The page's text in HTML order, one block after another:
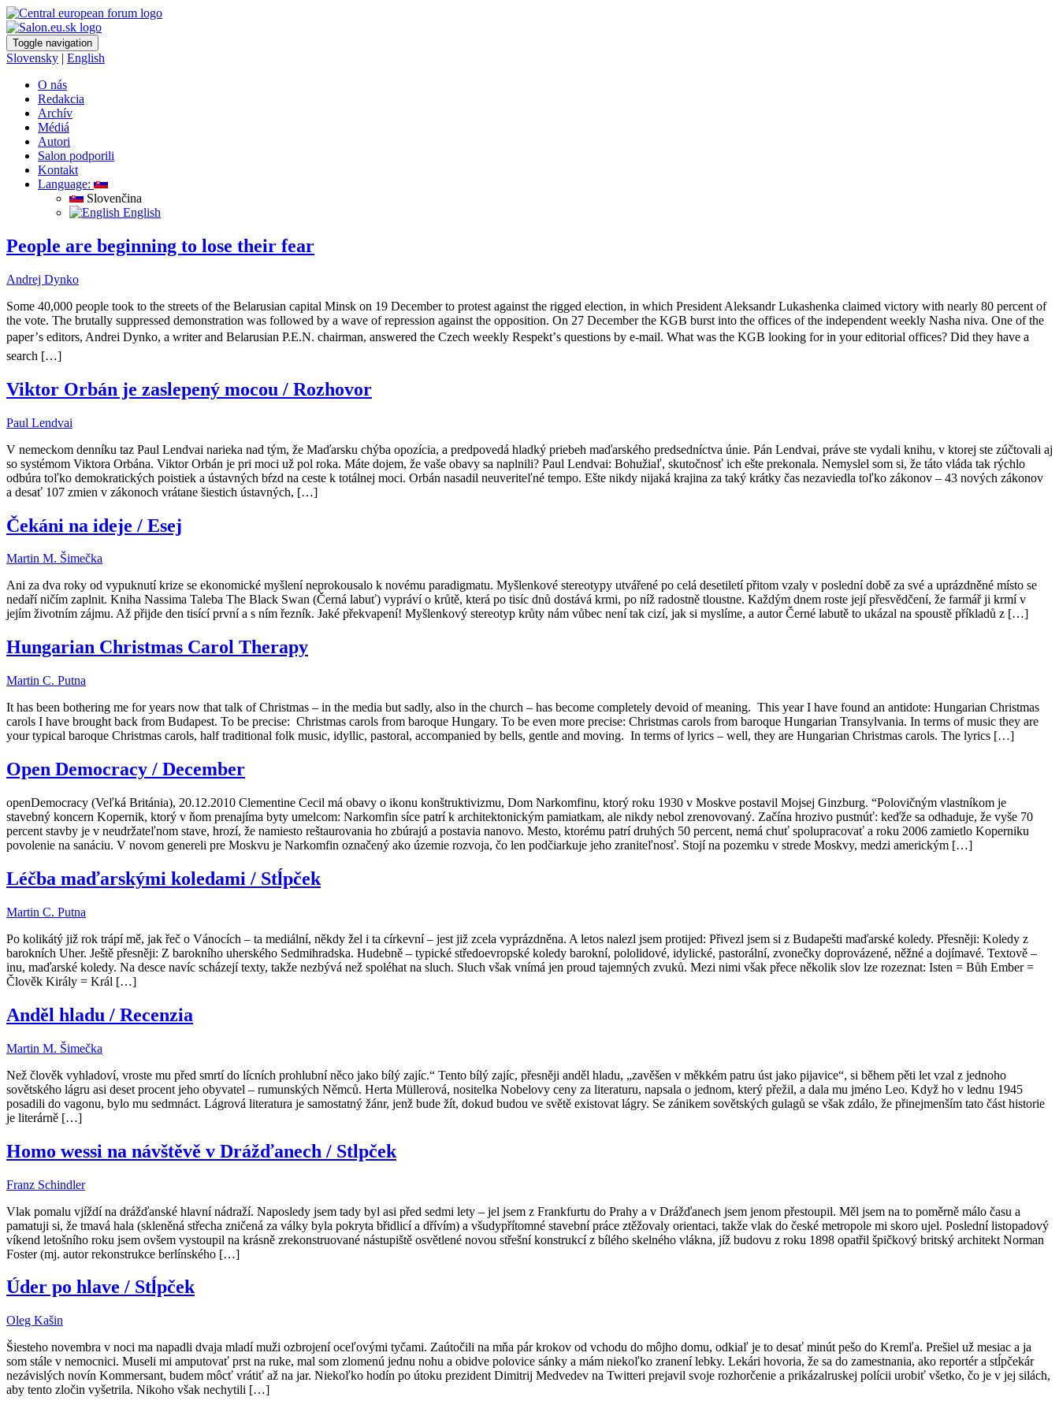
Toggle navigation
Slovensky | English
O nás
Redakcia
Archív
Médiá
Autori
Salon podporili
Kontakt
Language:
Slovenčina
English
People are beginning to lose their fear
Andrej Dynko
Some 40,000 people took to the streets of the Belarusian capital Minsk on 19 December to protest against the rigged election, in which President Aleksandr Lukashenka claimed victory with nearly 80 percent of
the vote. The brutally suppressed demonstration was followed by a wave of repression against the opposition. On 27 December the KGB burst into the offices of the independent weekly Nasha niva. One of the
paper’s editors, Andrei Dynko, a writer and Belarusian P.E.N. chairman, answered the Czech weekly Respekt’s questions by e-mail. What was the KGB looking for in your editorial offices? Did they have a
search […]
Viktor Orbán je zaslepený mocou / Rozhovor
Paul Lendvai
V nemeckom denníku taz Paul Lendvai narieka nad tým, že Maďarsku chýba opozícia, a predpovedá hladký priebeh maďarského predsedníctva únie. Pán Lendvai, práve ste vydali knihu, v ktorej ste zúčtovali aj
so systémom Viktora Orbána. Viktor Orbán je pri moci už pol roka. Máte dojem, že vaše obavy sa naplnili? Paul Lendvai: Bohužiaľ, skutočnosť ich ešte prekonala. Nemyslel som si, že táto vláda tak rýchlo
odbúra toľko demokratických poistiek a ústavných bŕzd na ceste k totálnej moci. Orbán nasadil neuveriteľné tempo. Ešte nikdy nijaká krajina za taký krátky čas nezaviedla toľko zákonov – 43 nových zákonov
a desať 107 zmien v zákonoch vrátane šiestich ústavných, […]
Čekáni na ideje / Esej
Martin M. Šimečka
Ani za dva roky od vypuknutí krize se ekonomické myšlení neprokousalo k novému paradigmatu. Myšlenkové stereotypy utvářené po celá desetiletí přitom vzaly v poslední době za své a uprázdněné místo se
nedaří ničím zaplnit. Kniha Nassima Taleba The Black Swan (Černá labuť) vypráví o krůtě, která po tisíc dnů dostává krmi, po níž radostně tloustne. Každým dnem roste její přesvědčení, že farmář ji krmí v
jejím životním zájmu. Až přijde den tisící první a s ním řezník. Jaké překvapení! Myšlenkový stereotyp krůty nám vůbec není tak cizí, jak si myslíme, a autor Černé labutě to ukázal na spoustě příkladů z […]
Hungarian Christmas Carol Therapy
Martin C. Putna
It has been bothering me for years now that talk of Christmas – in the media but sadly, also in the church – has become completely devoid of meaning. This year I have found an antidote: Hungarian Christmas
carols I have brought back from Budapest. To be precise: Christmas carols from baroque Hungary. To be even more precise: Christmas carols from baroque Hungarian Transylvania. In terms of music they are
your typical baroque Christmas carols, half traditional folk music, idyllic, pastoral, accompanied by bells, gentle and moving. In terms of lyrics – well, they are Hungarian Christmas carols. The lyrics […]
Open Democracy / December
openDemocracy (Veľká Británia), 20.12.2010 Clementine Cecil má obavy o ikonu konštruktivizmu, Dom Narkomfinu, ktorý roku 1930 v Moskve postavil Mojsej Ginzburg. “Polovičným vlastníkom je
stavebný koncern Kopernik, ktorý v ňom prenajíma byty umelcom: Narkomfin síce patrí k architektonickým pamiatkam, ale nikdy nebol zrenovovaný. Začína hrozivo pustnúť: keďže sa odhaduje, že vyše 70
percent stavby je v neudržateľnom stave, hrozí, že namiesto reštaurovania ho zbúrajú a postavia nanovo. Mesto, ktorému patrí druhých 50 percent, nemá chuť spolupracovať a roku 2006 zamietlo Koperniku
povolenie na sanáciu. V novom genereli pre Moskvu je Narkomfin označený ako územie rozvoja, čo len podčiarkuje jeho zraniteľnosť. Stojí na pozemku v strede Moskvy, medzi americkým […]
Léčba maďarskými koledami / Stĺpček
Martin C. Putna
Po kolikátý již rok trápí mě, jak řeč o Vánocích – ta mediální, někdy žel i ta církevní – jest již zcela vyprázdněna. A letos nalezl jsem protijed: Přivezl jsem si z Budapešti maďarské koledy. Přesněji: Koledy z
barokních Uher. Ještě přesněji: Z barokního uherského Sedmihradska. Hudebně – typické středoevropské koledy barokní, pololidové, idylické, pastorální, zvonečky doprovázené, něžné a dojímavé. Textově –
inu, maďarské koledy. Na desce navíc scházejí texty, takže nezbývá než spoléhat na sluch. Sluch však vnímá jen proud tajemných zvuků. Mezi nimi však přece několik slov lze rozeznat: Isten = Bůh Ember =
Člověk Király = Král […]
Anděl hladu / Recenzia
Martin M. Šimečka
Než člověk vyhladoví, vroste mu před smrtí do lícních prohlubní něco jako bílý zajíc.“ Tento bílý zajíc, přesněji anděl hladu, „zavěšen v měkkém patru úst jako pijavice“, si během pěti let vzal z jednoho
sovětského lágru asi deset procent jeho obyvatel – rumunských Němců. Herta Müllerová, nositelka Nobelovy ceny za literaturu, napsala o jednom, který přežil, a dala mu jméno Leo. Když ho v lednu 1945
posadili do vagonu, bylo mu sedmnáct. Lágrová literatura je samostatný žánr, jenž bude žít, dokud budou ve světě existovat lágry. Se zánikem sovětských gulagů se však zdálo, že přinejmenším tato část historie
je literárně […]
Homo wessi na návštěvě v Drážďanech / Stlpček
Franz Schindler
Vlak pomalu vjíždí na drážďanské hlavní nádraží. Naposledy jsem tady byl asi před sedmi lety – jel jsem z Frankfurtu do Prahy a v Drážďanech jsem jenom přestoupil. Měl jsem na to poměrně málo času a
pamatuji si, že tmavá hala (skleněná střecha zničená za války byla pokryta břidlicí a dřívím) a všudypřítomné stavební práce ztěžovaly orientaci, takže vlak do české metropole mi skoro ujel. Poslední listopadový
víkend letošního roku jsem ovšem vystoupil na krásně zrekonstruované nástupiště osvětlené novou střešní konstrukcí z bílého skelného vlákna, jíž budovu z roku 1898 opatřil špičkový britský architekt Norman
Foster (mj. autor rekonstrukce berlínského […]
Úder po hlave / Stĺpček
Oleg Kašin
Šiesteho novembra v noci ma napadli dvaja mladí muži ozbrojení oceľovými tyčami. Zaútočili na mňa pár krokov od vchodu do môjho domu, odkiaľ je to desať minút pešo do Kremľa. Prešiel už mesiac a ja
som stále v nemocnici. Museli mi amputovať prst na ruke, mal som zlomenú jednu nohu a obidve polovice sánky a mám niekoľko zranení lebky. Lekári hovoria, že sa do zamestnania, ako reportér a stĺpčekár
nezávislých novín Kommersant, budem môcť vrátiť až na jar. Niekoľko hodín po útoku prezident Dimitrij Medvedev na Twitteri prejavil svoje rozhorčenie a prikázalruskej polícii urobiť všetko, čo je v jej silách,
aby tento zločin vyšetrila. Nikoho však nechytili […]